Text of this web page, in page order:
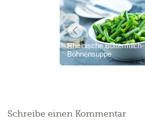
Rheinische Buttermilch-
Bohnensuppe
Schreibe einen Kommentar